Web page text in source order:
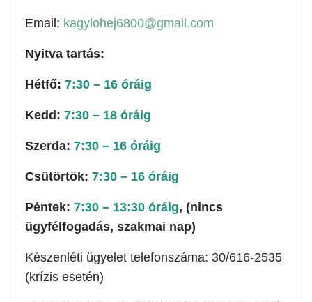
Email: kagylohej6800@gmail.com
Nyitva tartás:
Hétfő: 7:30 – 16 óráig
Kedd: 7:30 – 18 óráig
Szerda: 7:30 – 16 óráig
Csütörtök: 7:30 – 16 óráig
Péntek: 7:30 – 13:30 óráig, (nincs
ügyfélfogadás, szakmai nap)
Készenléti ügyelet telefonszáma: 30/616-2535
(krízis esetén)